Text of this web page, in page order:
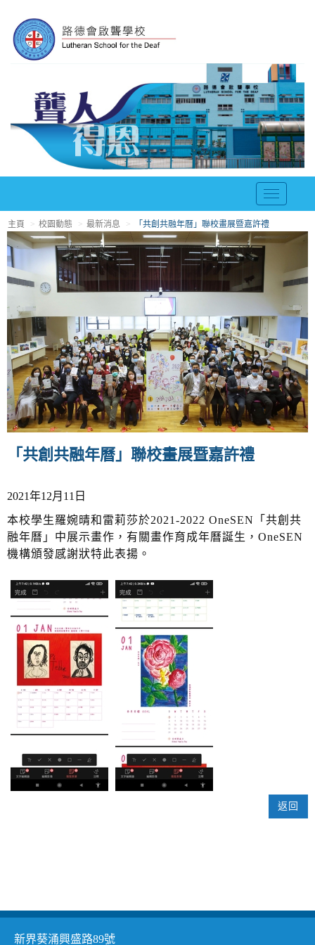
T
o
g
a
v
g
a
t
o
n
主頁 校園動態 最新消息 「共創共融年曆」聯校畫展暨嘉許禮
「共創共融年曆」聯校畫展暨嘉許禮
2021年12月11日
本校學生羅婉晴和雷莉莎於2021-2022 OneSEN「共創共
融年曆」中展示畫作，有關畫作育成年曆誕生，OneSEN
機構頒發感謝狀特此表揚。
返回
新界葵涌興盛路89號